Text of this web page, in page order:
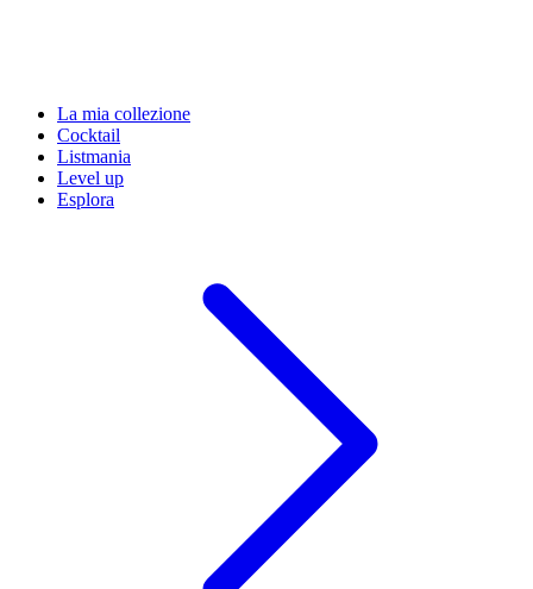
La mia collezione
Cocktail
Listmania
Level up
Esplora